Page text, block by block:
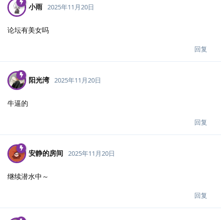
小雨 2025年11月20日
论坛有美女吗
回复
阳光湾 2025年11月20日
牛逼的
回复
安静的房间 2025年11月20日
继续潜水中～
回复